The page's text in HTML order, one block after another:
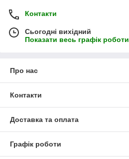
Контакти
Сьогодні вихідний
Показати весь графік роботи
Про нас
Контакти
Доставка та оплата
Графік роботи